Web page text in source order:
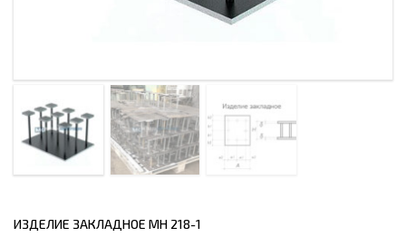
ИЗДЕЛИЕ ЗАКЛАДНОЕ МН 218-1